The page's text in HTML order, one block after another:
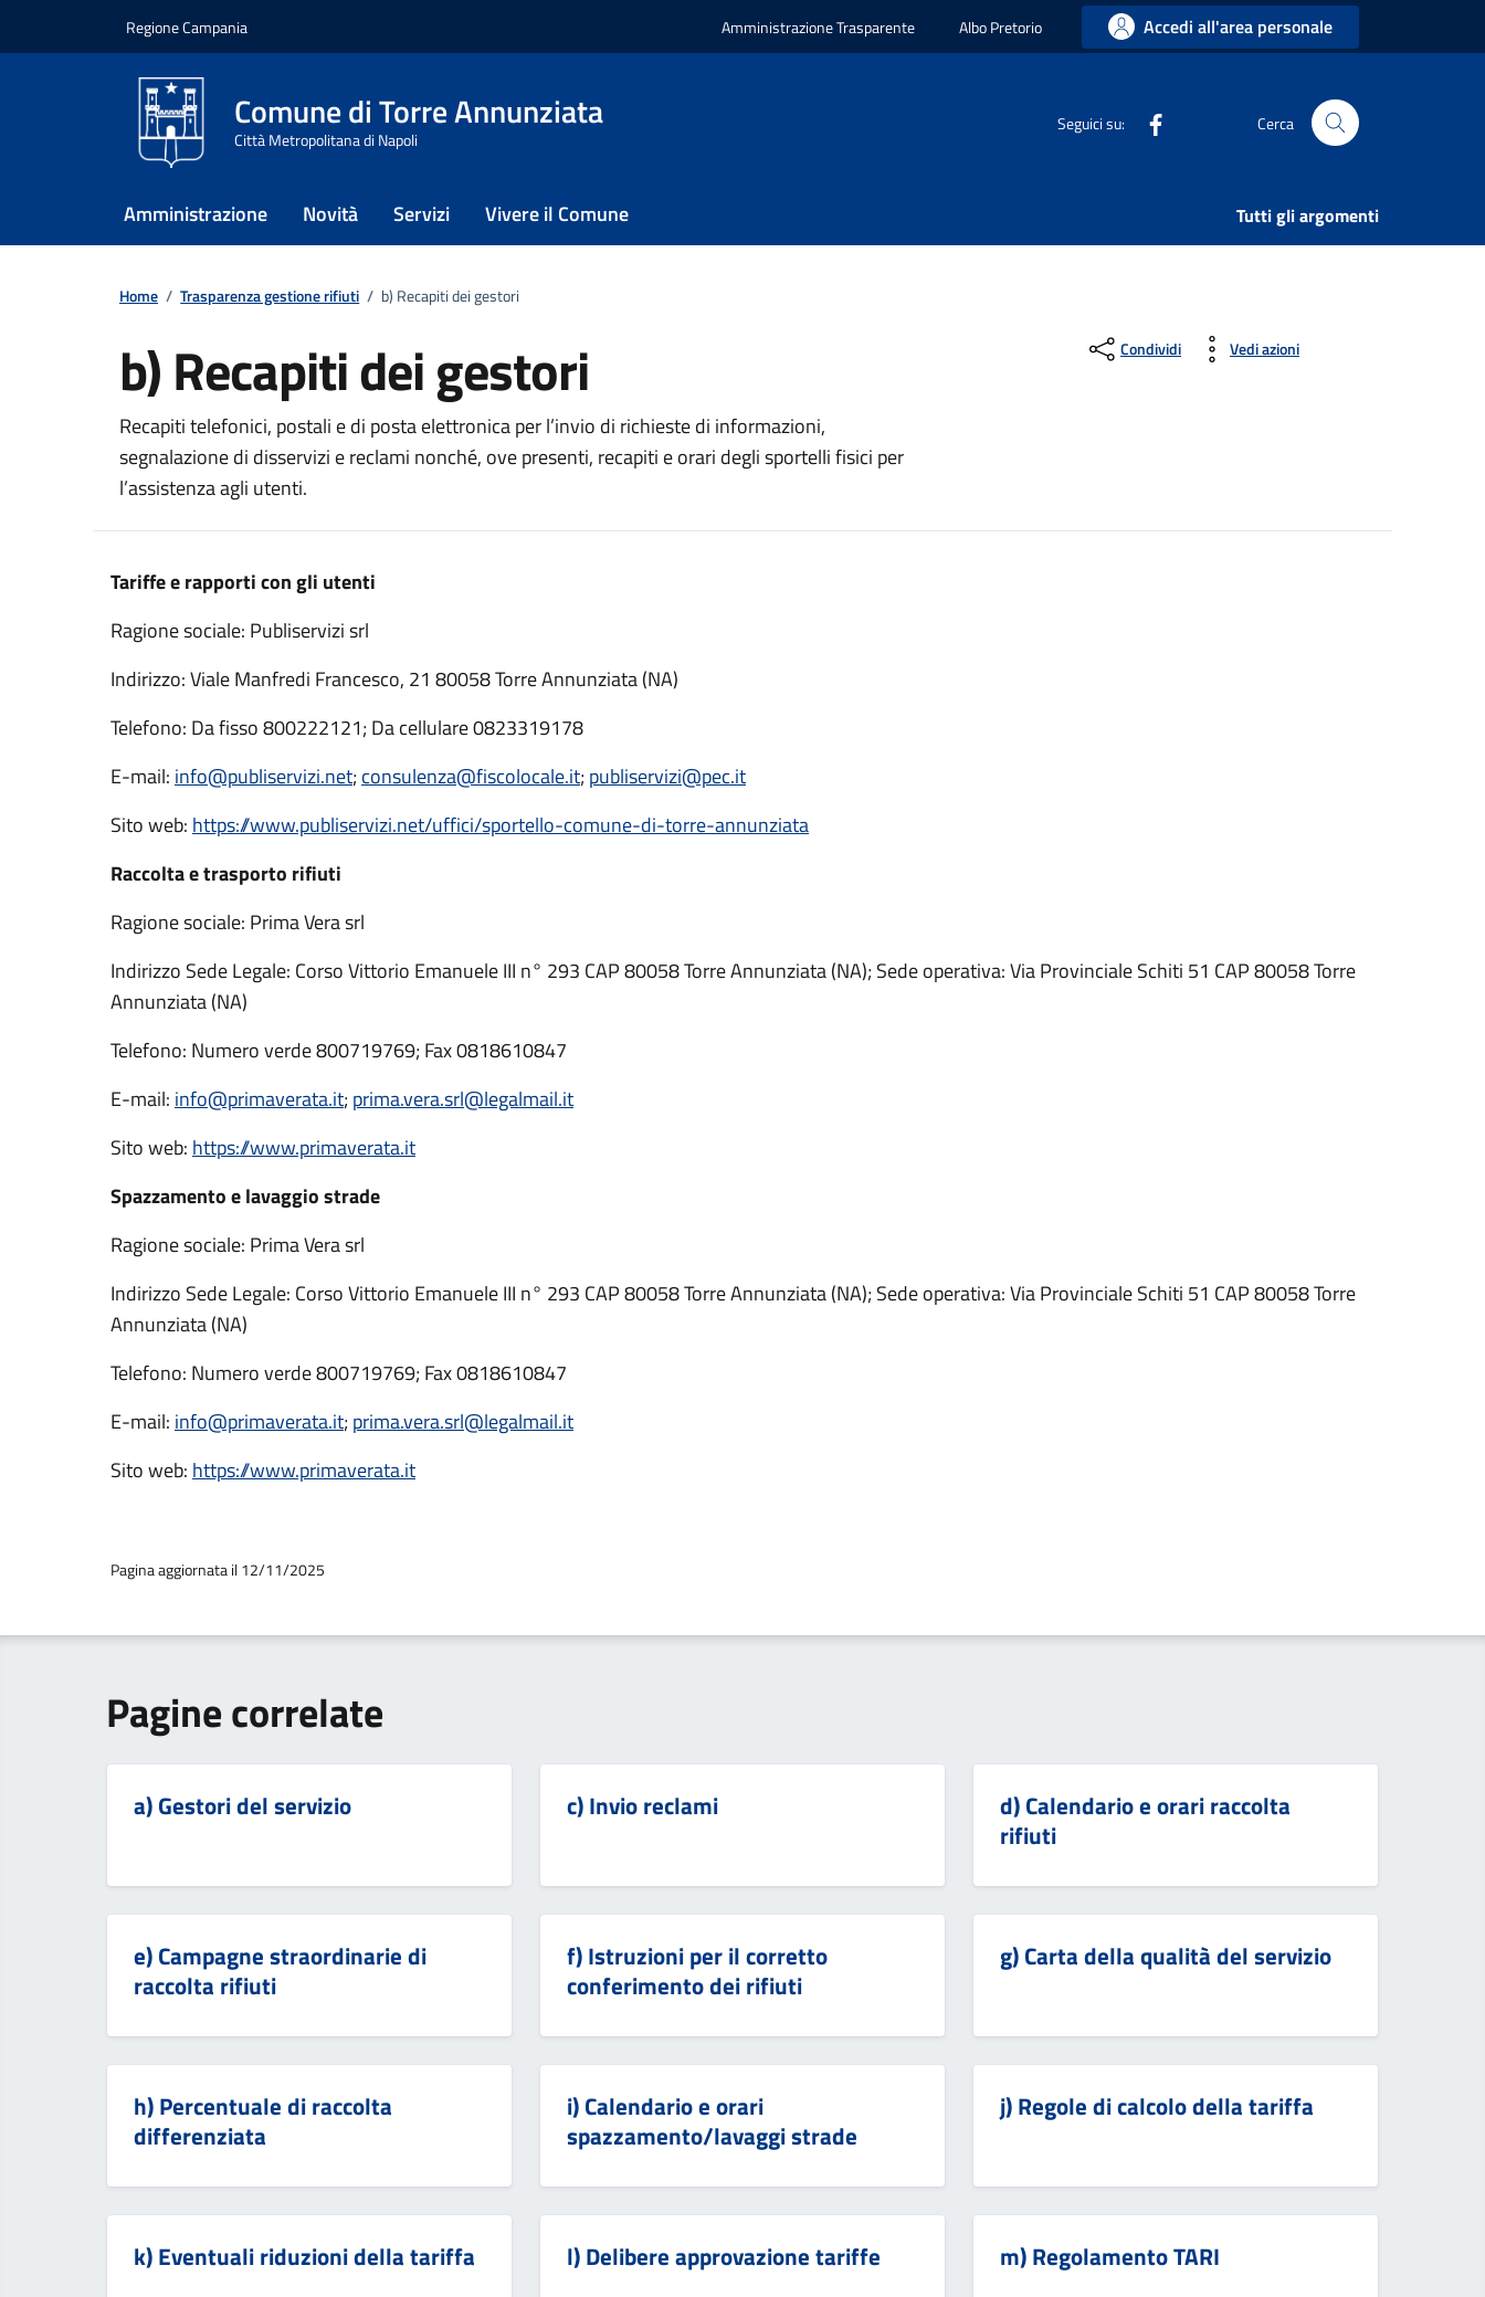
Regione Campania Amministrazione Trasparente Albo Pretorio Accedi all'area personale
Comune di Torre Annunziata
Città Metropolitana di Napoli
Seguici su: Cerca
Amministrazione Novità Servizi Vivere il Comune Tutti gli argomenti
Home / Trasparenza gestione rifiuti / b) Recapiti dei gestori
b) Recapiti dei gestori
Recapiti telefonici, postali e di posta elettronica per l’invio di richieste di informazioni,
segnalazione di disservizi e reclami nonché, ove presenti, recapiti e orari degli sportelli fisici per
l’assistenza agli utenti.
Condividi Vedi azioni
Tariffe e rapporti con gli utenti
Ragione sociale: Publiservizi srl
Indirizzo: Viale Manfredi Francesco, 21 80058 Torre Annunziata (NA)
Telefono: Da fisso 800222121; Da cellulare 0823319178
E-mail: info@publiservizi.net; consulenza@fiscolocale.it; publiservizi@pec.it
Sito web: https://www.publiservizi.net/uffici/sportello-comune-di-torre-annunziata
Raccolta e trasporto rifiuti
Ragione sociale: Prima Vera srl
Indirizzo Sede Legale: Corso Vittorio Emanuele III n° 293 CAP 80058 Torre Annunziata (NA); Sede operativa: Via Provinciale Schiti 51 CAP 80058 Torre
Annunziata (NA)
Telefono: Numero verde 800719769; Fax 0818610847
E-mail: info@primaverata.it; prima.vera.srl@legalmail.it
Sito web: https://www.primaverata.it
Spazzamento e lavaggio strade
Ragione sociale: Prima Vera srl
Indirizzo Sede Legale: Corso Vittorio Emanuele III n° 293 CAP 80058 Torre Annunziata (NA); Sede operativa: Via Provinciale Schiti 51 CAP 80058 Torre
Annunziata (NA)
Telefono: Numero verde 800719769; Fax 0818610847
E-mail: info@primaverata.it; prima.vera.srl@legalmail.it
Sito web: https://www.primaverata.it
Pagina aggiornata il 12/11/2025
Pagine correlate
a) Gestori del servizio c) Invio reclami
d) Calendario e orari raccolta
rifiuti
e) Campagne straordinarie di
raccolta rifiuti
f) Istruzioni per il corretto
conferimento dei rifiuti
g) Carta della qualità del servizio
h) Percentuale di raccolta
differenziata
i) Calendario e orari
spazzamento/lavaggi strade
j) Regole di calcolo della tariffa
k) Eventuali riduzioni della tariffa l) Delibere approvazione tariffe m) Regolamento TARI